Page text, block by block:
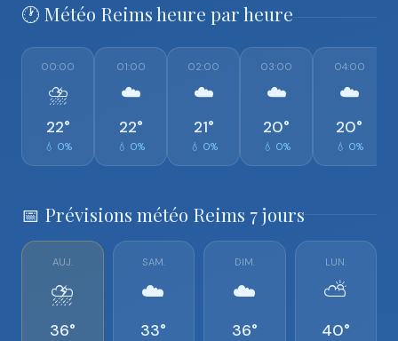
🕐 Météo Reims heure par heure
00:00
⛈️
22°
💧 0%
01:00
☁️
22°
💧 0%
02:00
☁️
21°
💧 0%
03:00
☁️
20°
💧 0%
04:00
☁️
20°
💧 0%
📅 Prévisions météo Reims 7 jours
AUJ.
⛈️
36°
SAM.
☁️
33°
DIM.
☁️
36°
LUN.
⛅
40°